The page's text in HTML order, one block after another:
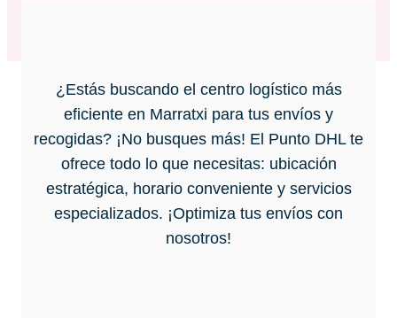
¿Estás buscando el centro logístico más
eficiente en Marratxi para tus envíos y
recogidas? ¡No busques más! El Punto DHL te
ofrece todo lo que necesitas: ubicación
estratégica, horario conveniente y servicios
especializados. ¡Optimiza tus envíos con
nosotros!